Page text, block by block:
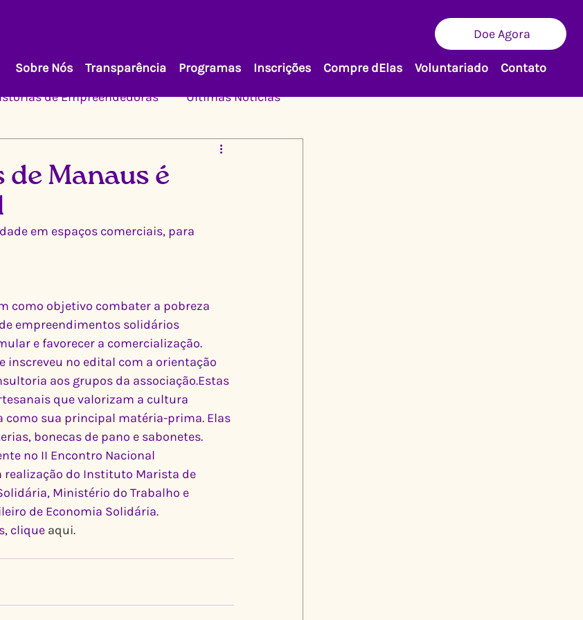
Doe Agora
Sobre Nós Transparência Programas Inscrições Compre dElas Voluntariado
Contato
de Empreendedoras Últimas Notícias
Manaus é
em espaços comerciais, para
como objetivo combater a pobreza
empreendimentos solidários
e favorecer a comercialização.
inscreveu no edital com a orientação
aos grupos da associação.Estas
que valorizam a cultura
como sua principal matéria-prima. Elas
bonecas de pano e sabonetes.
no II Encontro Nacional
realização do Instituto Marista de
Ministério do Trabalho e
de Economia Solidária.
clique aqui.